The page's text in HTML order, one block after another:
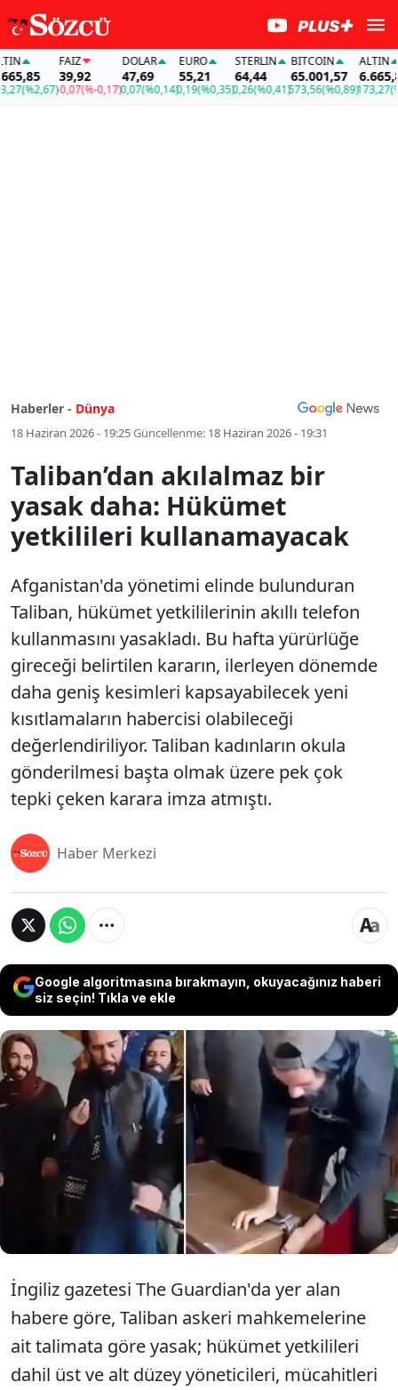
39,92
-0,07(%-0,17)
DOLAR
47,69
0,07(%0,14)
EURO
55,21
0,19(%0,35)
STERLIN
64,44
0,26(%0,41)
BITCOIN
65.001,57
573,56(%0,89)
ALTIN
6.665,85
173,27
Haberler - Dünya
18 Haziran 2026 - 19:25Güncellenme: 18 Haziran 2026 - 19:31
Taliban’dan akılalmaz bir
yasak daha: Hükümet
yetkilileri kullanamayacak
Afganistan'da yönetimi elinde bulunduran
Taliban, hükümet yetkililerinin akıllı telefon
kullanmasını yasakladı. Bu hafta yürürlüğe
gireceği belirtilen kararın, ilerleyen dönemde
daha geniş kesimleri kapsayabilecek yeni
kısıtlamaların habercisi olabileceği
değerlendiriliyor. Taliban kadınların okula
gönderilmesi başta olmak üzere pek çok
tepki çeken karara imza atmıştı.
Haber Merkezi
Google algoritmasına bırakmayın, okuyacağınız haberi
siz seçin! Tıkla ve ekle
Afganistan'da yönetimi elinde bulunduran Taliban,
hükümet yetkililerinin akıllı telefon kullanmasını
yasakladı. Bu hafta yürürlüğe gireceği belirtilen
kararın, ilerleyen dönemde daha geniş kesimleri
kapsayabilecek yeni kısıtlamaların habercisi
olabileceği değerlendiriliyor. Taliban kadınların
okula gönderilmesi başta olmak üzere pek çok
tepki çeken karara imza atmıştı.
İngiliz gazetesi The Guardian'da yer alan
habere göre, Taliban askeri mahkemelerine
ait talimata göre yasak; hükümet yetkilileri
dahil üst ve alt düzey yöneticileri, mücahitleri